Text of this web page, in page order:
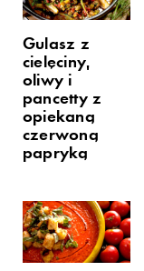
Gulasz z
cielęciny,
oliwy i
pancetty z
opiekaną
czerwoną
papryką